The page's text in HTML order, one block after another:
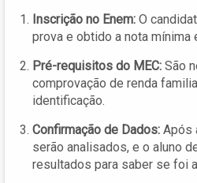
Inscrição no Enem: O
prova e obtido a nota mínima
Pré-requisitos do MEC: São
comprovação de renda
identificação.
Confirmação de Dados: Após
serão analisados, e o aluno
resultados para saber se foi